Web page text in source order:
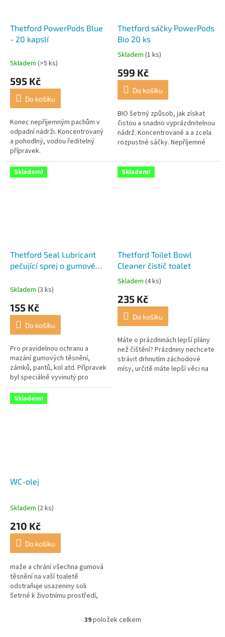
Thetford PowerPods Blue
- 20 kapslí
Skladem (>5 ks)
595 Kč
Do košíku
Konec nepříjemným pachům v
odpadní nádrži. Koncentrovaný
a pohodlný, vodou ředitelný
přípravek.
Thetford sáčky PowerPods
Bio 20 ks
Průměrné
produktu
2,0
5
hvězdiček.
Skladem (1 ks)
599 Kč
Do košíku
BIO šetrný způsob, jak získat
čistou a snadno vyprázdnitelnou
nádrž. Koncentrované a a zcela
rozpustné sáčky. Nepříjemné
Skladem!
Thetford Seal Lubricant
pečující sprej o gumové
Skladem (3 ks)
155 Kč
Do košíku
Pro pravidelnou ochranu a
mazání gumových těsnění,
zámků, pantů, kol atd. Přípravek
byl speciálně vyvinutý pro
ochranu šoupátkových těsnění
toalet před vyschnutím a
zteřením,...
Skladem!
Thetford Toilet Bowl
Cleaner čistič toalet
Průměrné
produktu
4,5
5
hvězdiček.
Skladem (4 ks)
235 Kč
Do košíku
Máte o prázdninách lepší plány
než čištění? Prázdniny nechcete
strávit drhnutím záchodové
mísy, určitě máte lepší věci na
Skladem!
WC-olej
Průměrné
produktu
5,0
5
hvězdiček.
Skladem (2 ks)
210 Kč
Do košíku
maže a chrání všechna gumová
těsnění na vaší toaletě
odstraňuje usazeniny soli
šetrné k životnímu prostředí,
O
39položek celkem